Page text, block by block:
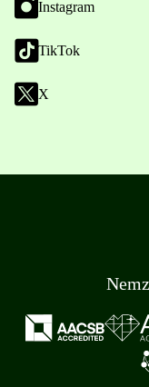
Instagram
TikTok
X